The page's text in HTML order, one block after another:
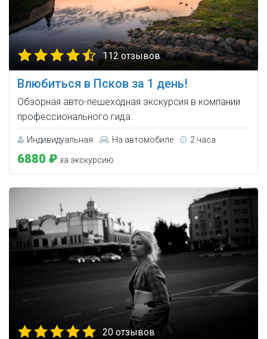
112 отзывов
Влюбиться в Псков за 1 день!
Обзорная авто-пешеходная экскурсия в компании
профессионального гида.
Индивидуальная На автомобиле 2 часа
6880 ₽ за экскурсию
20 отзывов